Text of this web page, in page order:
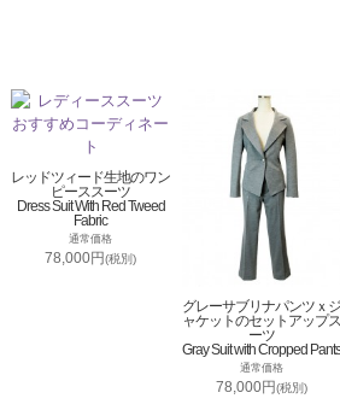
レッドツィード生地のワン
ピーススーツ
Dress Suit With Red Tweed
Fabric
通常価格
78,000円(税別)
グレーサブリナパンツｘジ
ャケットのセットアップス
ーツ
Gray Suit with Cropped Pants
通常価格
78,000円(税別)